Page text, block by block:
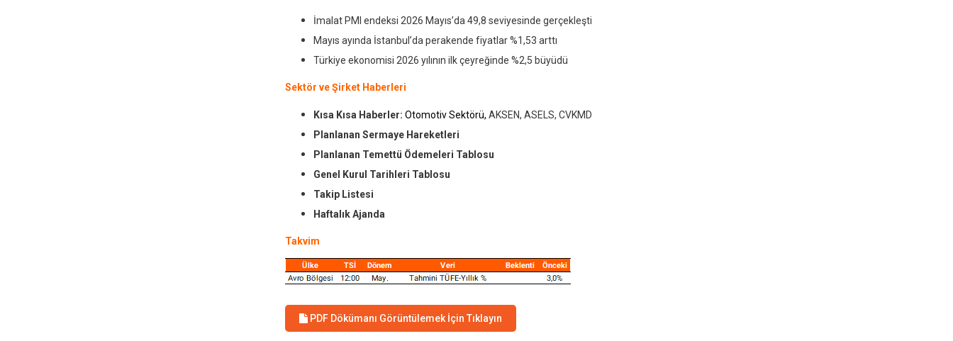
İmalat PMI endeksi 2026 Mayıs’da 49,8 seviyesinde gerçekleşti
Mayıs ayında İstanbul’da perakende fiyatlar %1,53 arttı
Türkiye ekonomisi 2026 yılının ilk çeyreğinde %2,5 büyüdü
Sektör ve Şirket Haberleri
Kısa Kısa Haberler: Otomotiv Sektörü, AKSEN, ASELS, CVKMD
Planlanan Sermaye Hareketleri
Planlanan Temettü Ödemeleri Tablosu
Genel Kurul Tarihleri Tablosu
Takip Listesi
Haftalık Ajanda
Takvim
PDF Dökümanı Görüntülemek İçin Tıklayın